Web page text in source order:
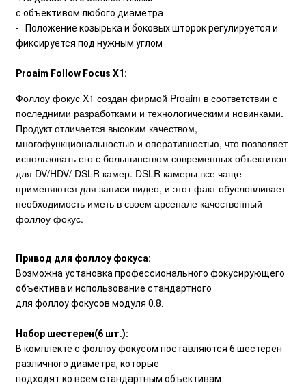
с объективом любого диаметра
- Положение козырька и боковых шторок регулируется и
фиксируется под нужным углом
Proaim Follow Focus X1:
Фоллоу фокус X1 создан фирмой Proaim в соответствии с
последними разработками и технологическими новинками.
Продукт отличается высоким качеством,
многофункциональностью и оперативностью, что позволяет
использовать его с большинством современных объективов
для DV/HDV/ DSLR камер. DSLR камеры все чаще
применяются для записи видео, и этот факт обусловливает
необходимость иметь в своем арсенале качественный
фоллоу фокус.
Привод для фоллоу фокуса:
Возможна установка профессионального фокусирующего
объектива и использование стандартного
для фоллоу фокусов модуля 0.8.
Набор шестерен(6 шт.):
В комплекте с фоллоу фокусом поставляются 6 шестерен
различного диаметра, которые
подходят ко всем стандартным объективам.